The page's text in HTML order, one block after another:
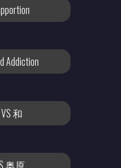
Addiction
和
奥原